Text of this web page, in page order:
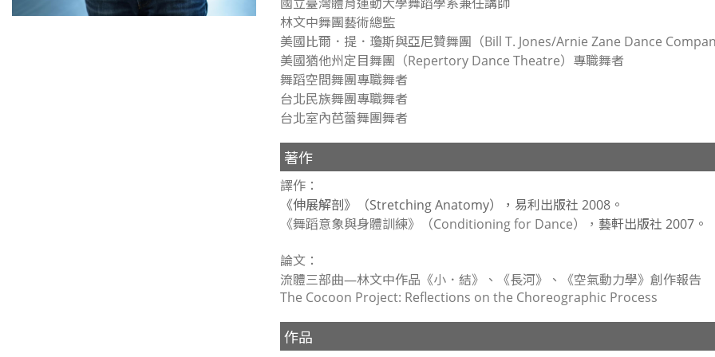
林文中舞團藝術總監
美國比爾．提．瓊斯與亞尼贊舞團（Bill T. Jones/Arnie Zane Dance
美國猶他州定目舞團（Repertory Dance Theatre）專職舞者
舞蹈空間舞團專職舞者
台北民族舞團專職舞者
台北室內芭蕾舞團舞者
著作
譯作：
《伸展解剖》（Stretching Anatomy）， 易利出版社 2008。
《舞蹈意象與身體訓練》（Conditioning for Dance）， 藝軒出版社 2007。
論文：
流體三部曲—林文中作品《小．結》、《長河》、《空氣動力學》創作報告
The Cocoon Project: Reflections on the Choreographic Process
作品